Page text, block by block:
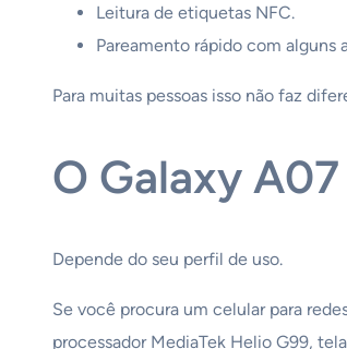
Leitura de etiquetas NFC.
Pareamento rápido com alguns
Para muitas pessoas isso não faz
O Galaxy
Depende do seu perfil de uso.
Se você procura um celular para
processador MediaTek Helio G99,